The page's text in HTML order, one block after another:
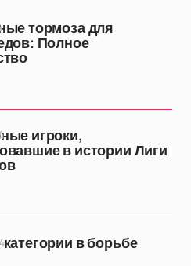
тормоза для
Полное
игроки,
в истории Лиги
в борьбе